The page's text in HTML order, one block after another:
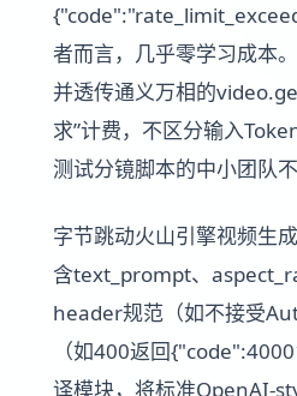
者而言，几乎零学习成本
并透传通义万相的
求”计费，不区分输入
测试分镜脚本的中小团队不
字节跳动火山引擎视频生
含text_prompt、
header规范（如不接受
（如400返回
译模块，将标准OpenAI-